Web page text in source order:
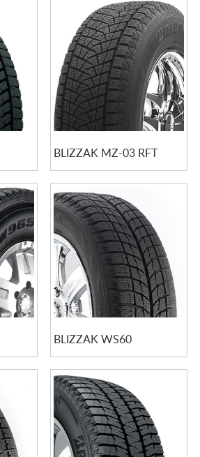
BLIZZAK MZ-03 RFT
BLIZZAK WS60